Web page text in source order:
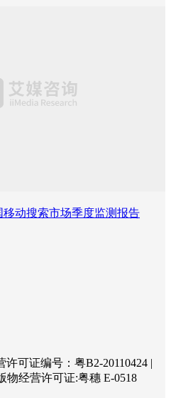
移动搜索市场季度监测报告
可证编号：粤B2-20110424 |
物经营许可证:粤穗 E-0518